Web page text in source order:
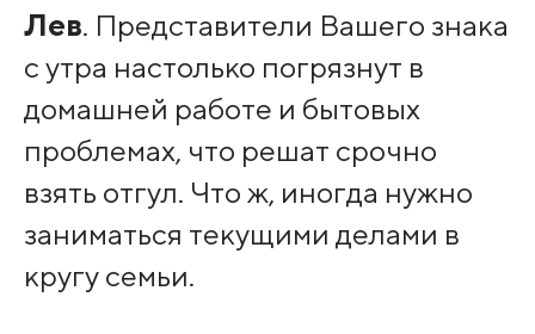
Лев. Представители Вашего знака
с утра настолько погрязнут в
домашней работе и бытовых
проблемах, что решат срочно
взять отгул. Что ж, иногда нужно
заниматься текущими делами в
кругу семьи.